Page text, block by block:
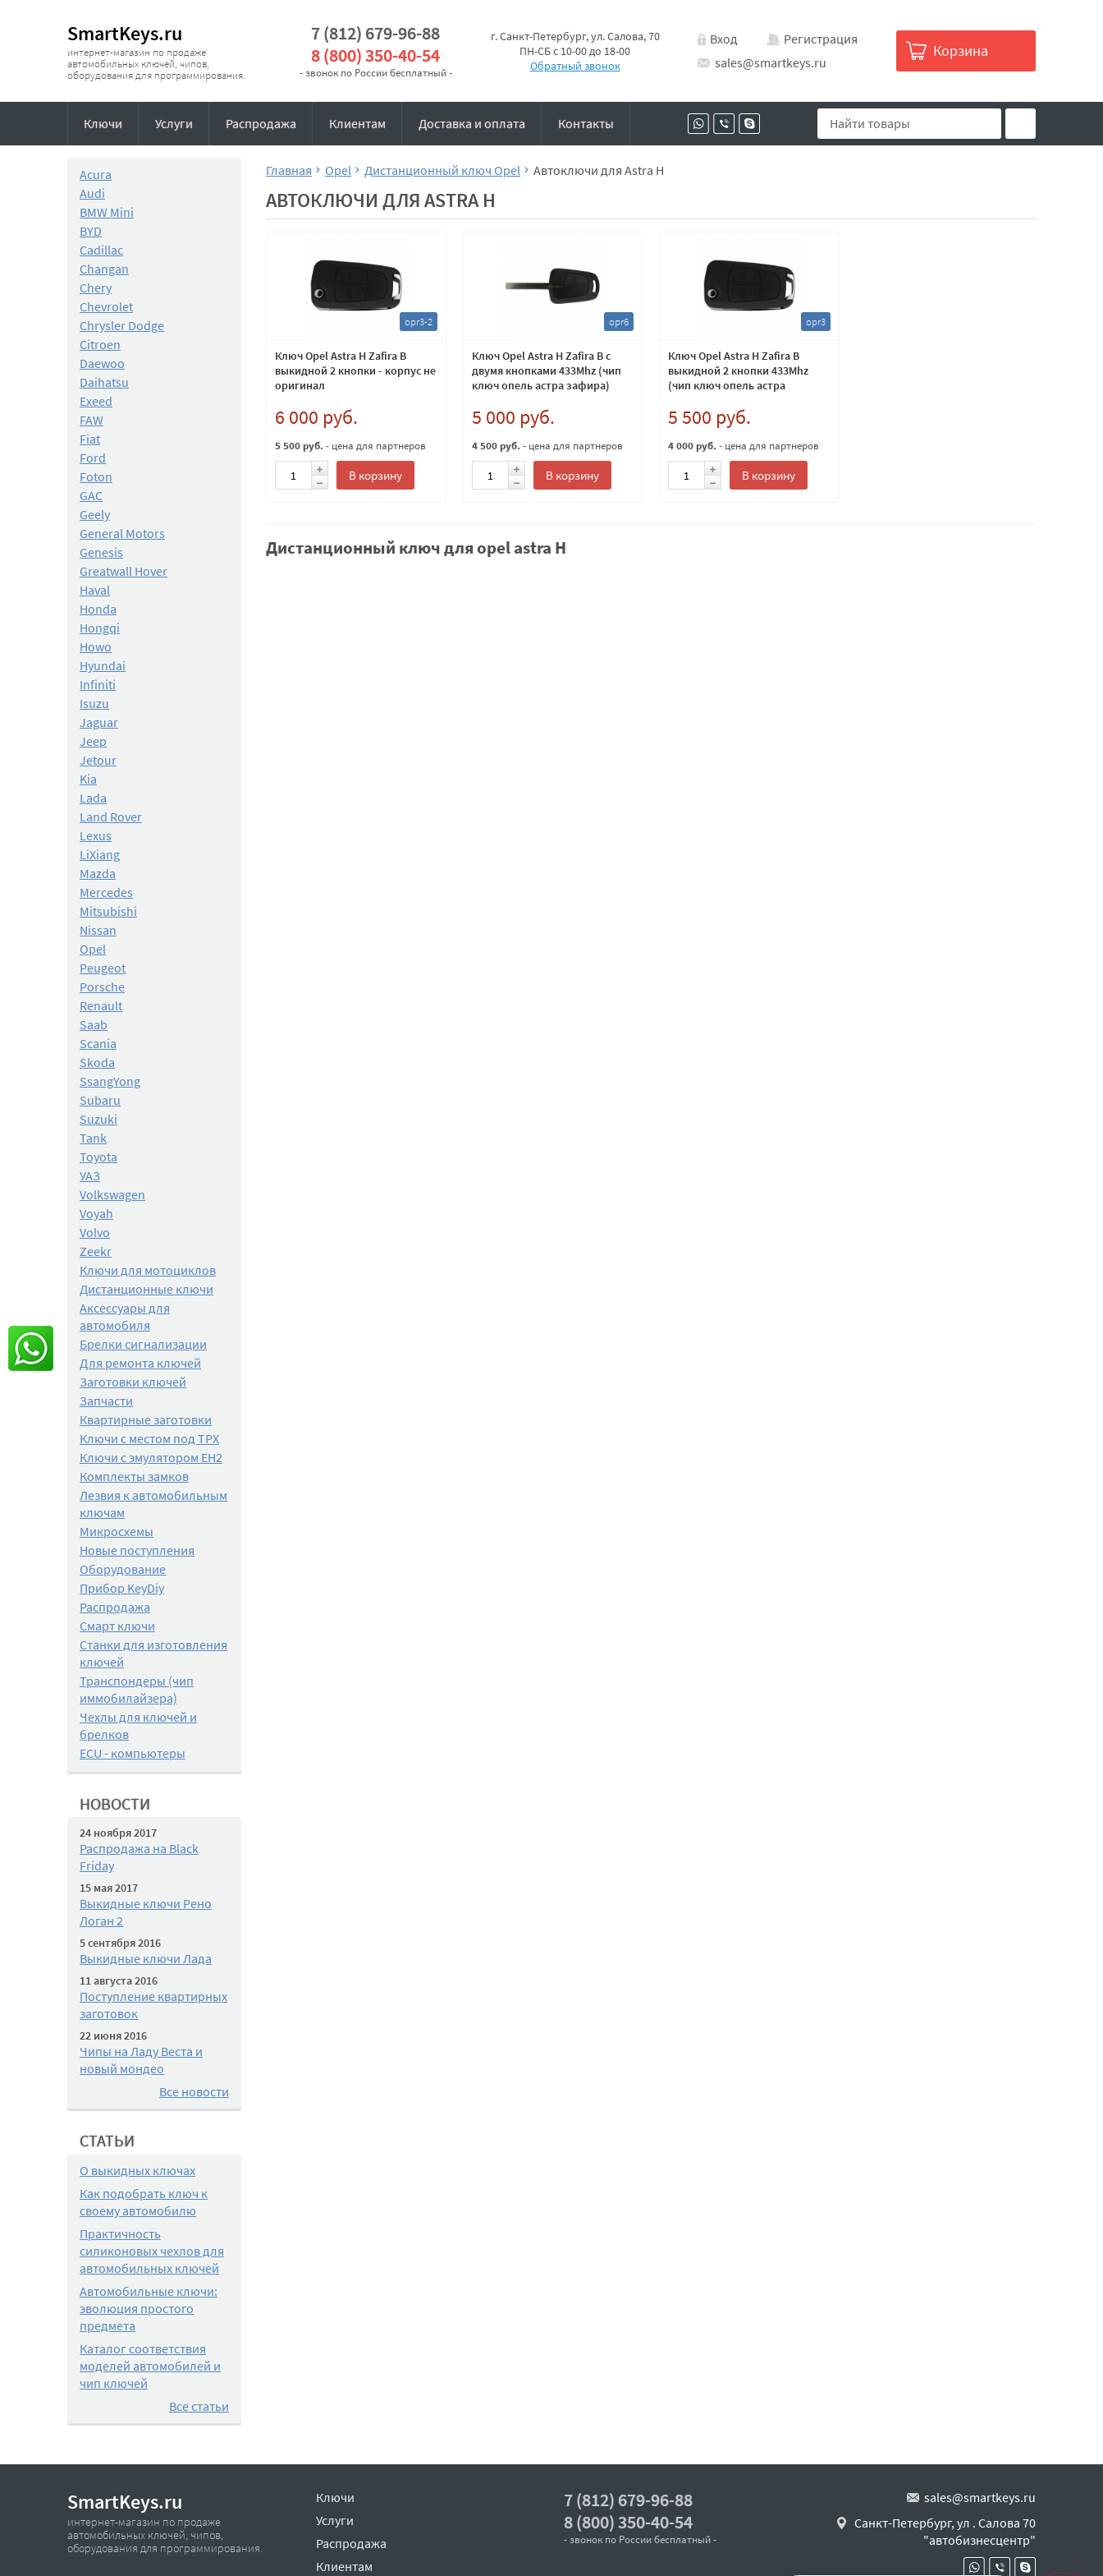
SmartKeys.ru
интернет-магазин по продаже
автомобильных ключей, чипов,
оборудования для программирования.
7 (812) 679-96-88
8 (800) 350-40-54
- звонок по России бесплатный -
г. Санкт-Петербург, ул. Салова, 70
ПН-СБ с 10-00 до 18-00
Обратный звонок
Вход
Регистрация
sales@smartkeys.ru
Корзина
Ключи Услуги Распродажа Клиентам Доставка и оплата Контакты
Acura
Audi
BMW Mini
BYD
Cadillac
Changan
Chery
Chevrolet
Chrysler Dodge
Citroen
Daewoo
Daihatsu
Exeed
FAW
Fiat
Ford
Foton
GAC
Geely
General Motors
Genesis
Greatwall Hover
Haval
Honda
Hongqi
Howo
Hyundai
Infiniti
Isuzu
Jaguar
Jeep
Jetour
Kia
Lada
Land Rover
Lexus
LiXiang
Mazda
Mercedes
Mitsubishi
Nissan
Opel
Peugeot
Porsche
Renault
Saab
Scania
Skoda
SsangYong
Subaru
Suzuki
Tank
Toyota
УАЗ
Volkswagen
Voyah
Volvo
Zeekr
Ключи для мотоциклов
Дистанционные ключи
Аксессуары для
автомобиля
Брелки сигнализации
Для ремонта ключей
Заготовки ключей
Запчасти
Квартирные заготовки
Ключи с местом под TPX
Ключи с эмулятором EH2
Комплекты замков
Лезвия к автомобильным
ключам
Микросхемы
Новые поступления
Оборудование
Прибор KeyDiy
Распродажа
Смарт ключи
Станки для изготовления
ключей
Транспондеры (чип
иммобилайзера)
Чехлы для ключей и
брелков
ECU - компьютеры
НОВОСТИ
24 ноября 2017
Распродажа на Black
Friday
15 мая 2017
Выкидные ключи Рено
Логан 2
5 сентября 2016
Выкидные ключи Лада
11 августа 2016
Поступление квартирных
заготовок
22 июня 2016
Чипы на Ладу Веста и
новый мондео
Все новости
СТАТЬИ
О выкидных ключах
Как подобрать ключ к
своему автомобилю
Практичность
силиконовых чехлов для
автомобильных ключей
Автомобильные ключи:
эволюция простого
предмета
Каталог соответствия
моделей автомобилей и
чип ключей
Все статьи
Главная Opel Дистанционный ключ Opel Автоключи для Astra H
АВТОКЛЮЧИ ДЛЯ ASTRA H
opr3-2
Ключ Opel Astra H Zafira B
выкидной 2 кнопки - корпус не
оригинал
6 000 руб.
5 500 руб. - цена для партнеров
В корзину
opr6
Ключ Opel Astra H Zafira B с
двумя кнопками 433Mhz (чип
ключ опель астра зафира)
5 000 руб.
4 500 руб. - цена для партнеров
В корзину
opr3
Ключ Opel Astra H Zafira B
выкидной 2 кнопки 433Mhz
(чип ключ опель астра
5 500 руб.
4 000 руб. - цена для партнеров
В корзину
Дистанционный ключ для opel astra H
SmartKeys.ru
интернет-магазин по продаже
автомобильных ключей, чипов,
оборудования для программирования.
Ключи
Услуги
Распродажа
Клиентам
7 (812) 679-96-88
8 (800) 350-40-54
- звонок по России бесплатный -
sales@smartkeys.ru
Санкт-Петербург, ул . Салова 70
"автобизнесцентр"